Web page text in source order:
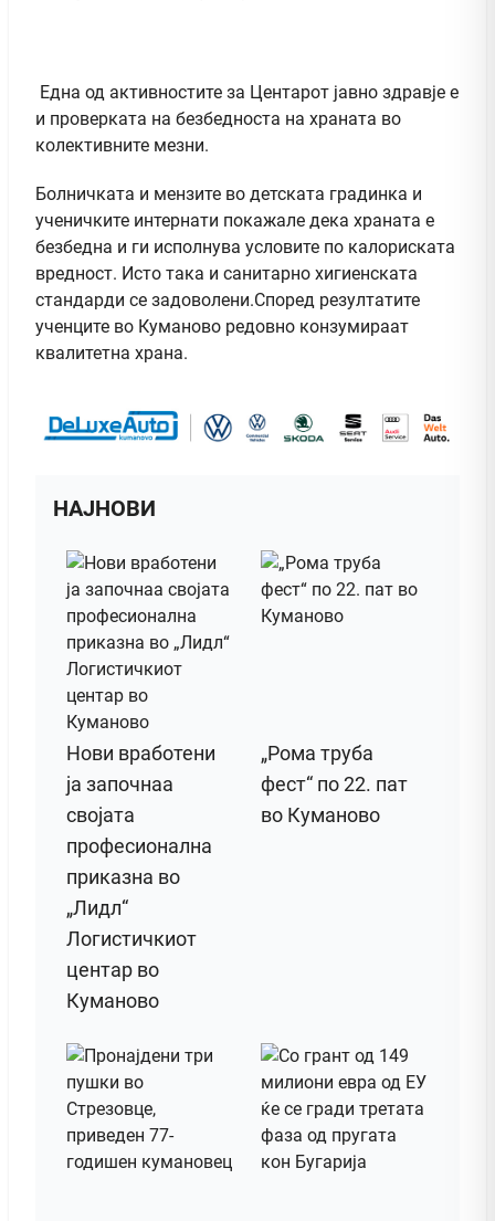
Една од активностите за Центарот јавно здравје е
и проверката на безбедноста на храната во
колективните мезни.
Болничката и мензите во детската градинка и
ученичките интернати покажале дека храната е
безбедна и ги исполнува условите по калориската
вредност. Исто така и санитарно хигиенската
стандарди се задоволени.Според резултатите
ученците во Куманово редовно конзумираат
квалитетна храна.
НАЈНОВИ
Нови вработени
ја започнаа
својата
професионална
приказна во
„Лидл“
Логистичкиот
центар во
Куманово
„Рома труба
фест“ по 22. пат
во Куманово